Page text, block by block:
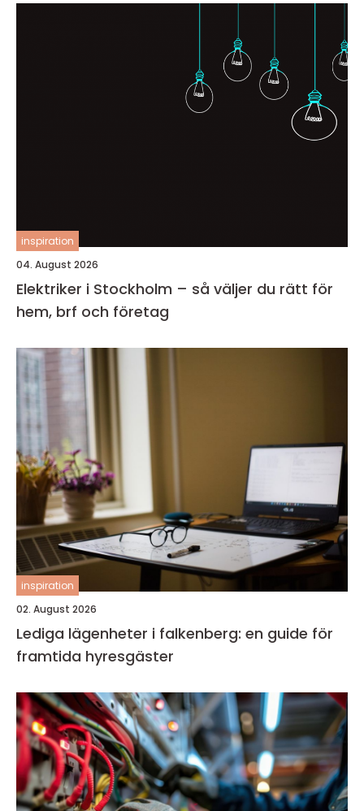
inspiration
04. August 2026
Elektriker i Stockholm – så väljer du rätt för
hem, brf och företag
inspiration
02. August 2026
Lediga lägenheter i falkenberg: en guide för
framtida hyresgäster